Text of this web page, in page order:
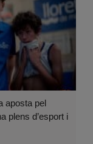
aposta pel
plens d’esport i